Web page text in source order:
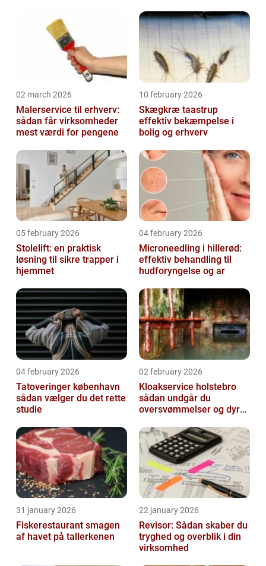
02 march 2026
Malerservice til erhverv:
sådan får virksomheder
mest værdi for pengene
10 february 2026
Skægkræ taastrup
effektiv bekæmpelse i
bolig og erhverv
05 february 2026
Stolelift: en praktisk
løsning til sikre trapper i
hjemmet
04 february 2026
Microneedling i hillerød:
effektiv behandling til
hudforyngelse og ar
04 february 2026
Tatoveringer københavn
sådan vælger du det rette
studie
02 february 2026
Kloakservice holstebro
sådan undgår du
oversvømmelser og dyre
31 january 2026
Fiskerestaurant smagen
af havet på tallerkenen
22 january 2026
Revisor: Sådan skaber du
tryghed og overblik i din
virksomhed